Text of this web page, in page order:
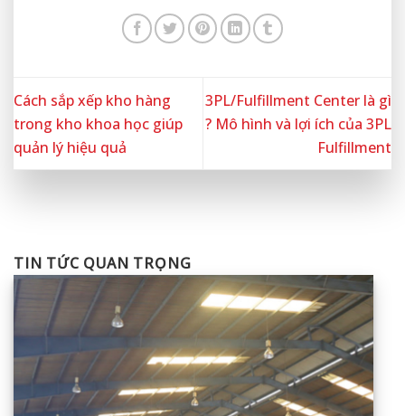
Cách sắp xếp kho hàng
trong kho khoa học giúp
quản lý hiệu quả
3PL/Fulfillment Center là gì
? Mô hình và lợi ích của 3PL
Fulfillment
TIN TỨC QUAN TRỌNG